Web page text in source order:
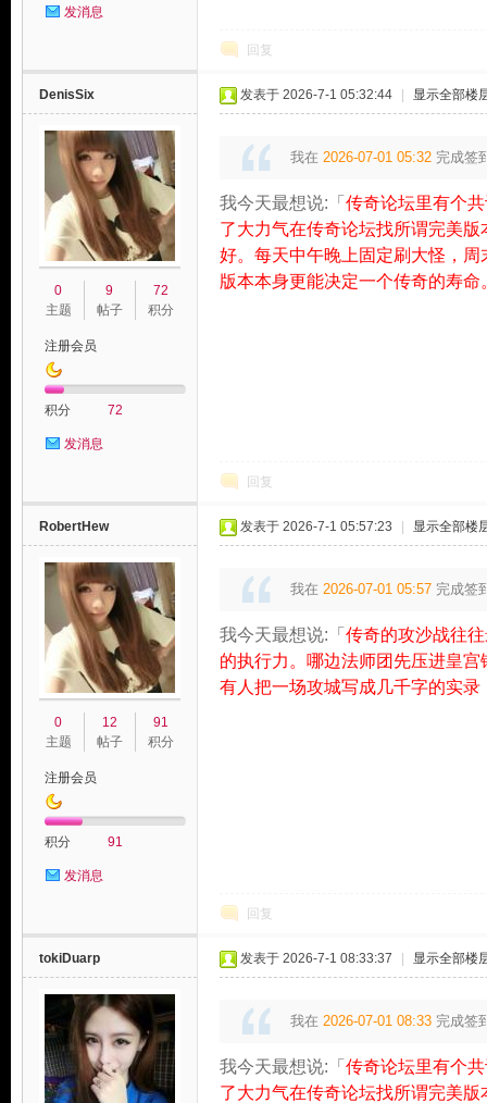
发消息
回复
DenisSix
0
主题
9
帖子
72
积分
注册会员
积分 72
发消息
发表于 2026-7-1 05:32:44 显示全部楼
我在 2026-07-01 05:32完成签
我今天最想说:「 传奇论坛里有个
了大力气在传奇论坛找所谓完美
好。每天中午晚上固定刷大怪，
版本本身更能决定一个传奇的寿命
回复
RobertHew
0
主题
12
帖子
91
积分
注册会员
积分 91
发消息
发表于 2026-7-1 05:57:23 显示全部楼
我在 2026-07-01 05:57完成签
我今天最想说:「 传奇的攻沙战往
的执行力。哪边法师团先压进皇
有人把一场攻城写成几千字的实
回复
tokiDuarp 发表于 2026-7-1 08:33:37 显示全部楼
我在 2026-07-01 08:33完成签
我今天最想说:「 传奇论坛里有个
了大力气在传奇论坛找所谓完美